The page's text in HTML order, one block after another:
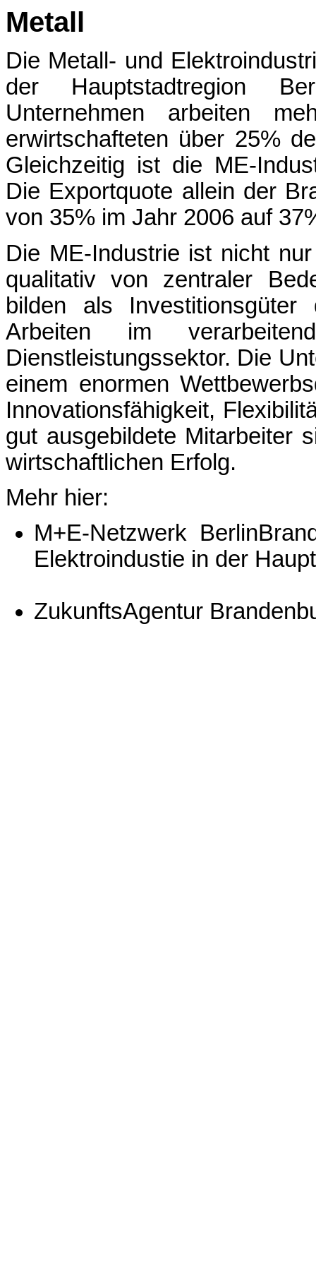
Metall
Die Metall- und
der Hauptstadtregion
Unternehmen arbeiten
erwirtschafteten über 25%
Gleichzeitig ist die ME-
Die Exportquote allein der
von 35% im Jahr 2006 auf
Die ME-Industrie ist nicht
qualitativ von zentraler
bilden als
Arbeiten im
Dienstleistungssektor. Die
einem enormen
Innovationsfähigkeit,
gut ausgebildete Mitarbeiter
wirtschaftlichen Erfolg.
Mehr hier:
M+E-Netzwerk
Elektroindustie in der
ZukunftsAgentur